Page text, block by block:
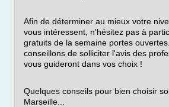
Afin de déterminer au mieux votre
vous intéressent, n'hésitez pas à
gratuits de la semaine portes
conseillons de solliciter l'avis des
vous guideront dans vos choix !
Quelques conseils pour bien choisir
Marseille...